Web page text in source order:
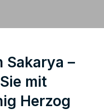
Sakarya –
mit
Herzog